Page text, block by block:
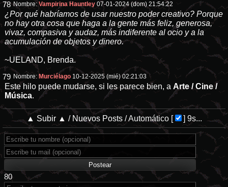
78 Nombre:Vampirina Hauntley 07-01-2024 (dom) 21:54:22
¿Por qué habríamos de usar nuestro poder creativo? Porque
no hay otra cosa que haga a la gente más feliz, generosa,
vivaz, compasiva y audaz, más indiferente al ocio y a la
acumulación de objetos y dinero.
~UELAND, Brenda.
79 Nombre: Murciélago 10-12-2025 (mié) 02:21:03
Este hilo puede mudarse, si les parece bien, a Arte / Cine /
Música.
▲ Subir ▲ / Nuevos Posts/Automático[ ] 8s...
80